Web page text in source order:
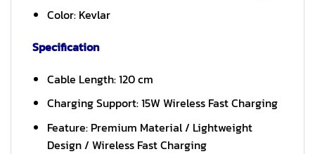
Color: Kevlar
Specification
Cable Length: 120 cm
Charging Support: 15W Wireless Fast Charging
Feature: Premium Material / Lightweight
Design / Wireless Fast Charging